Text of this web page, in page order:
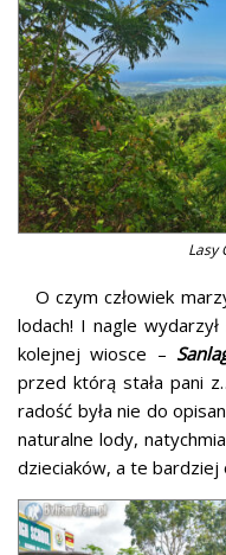
Lasy
O czym człowiek
lodach! I nagle
kolejnej wiosce –
przed którą stała pani
radość była nie do
naturalne lody,
dzieciaków, a te bardziej